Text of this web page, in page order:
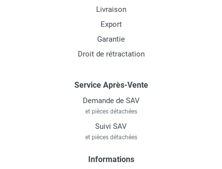
Livraison
Export
Garantie
Droit de rétractation
Service Après-Vente
Demande de SAV
et pièces détachées
Suivi SAV
et pièces détachées
Informations